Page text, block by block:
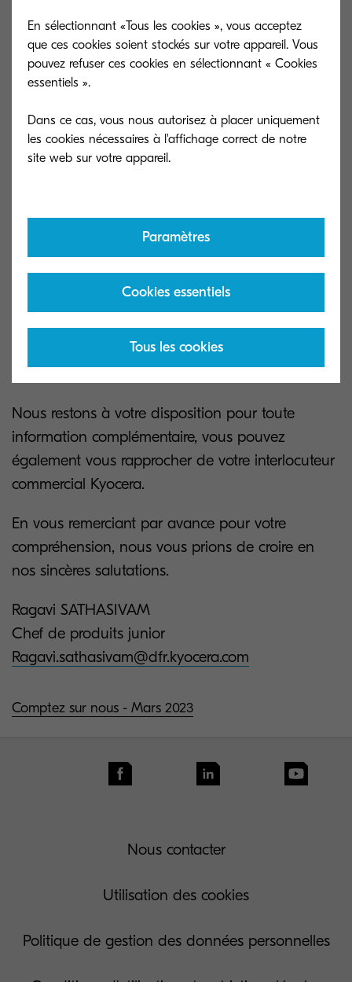
contraint d’augmenter ses prix.
Vous trouverez la nouvelle tarification de MyQ au
tarif d’avril. Nous avons à ce jour encore quelques
partenaires qui sont sous les anciennes versions
MyQ et KNMP que nous avons retiré de nos
encourageons fortement ces derniers à migrer
vers MyQX ou KNMX car l’augmentation est plus
définitivement arrêtées à partir du 1er avril 2024, il
reste donc 1 an pour migrer ces licences vers les
Nous restons à votre disposition pour toute
information complémentaire, vous pouvez
également vous rapprocher de votre interlocuteur
commercial Kyocera.
En vous remerciant par avance pour votre
compréhension, nous vous prions de croire en
nos sincères salutations.
Ragavi SATHASIVAM
Chef de produits junior
Ragavi.sathasivam@dfr.kyocera.com
Comptez sur nous - Mars 2023
Nous contacter
Utilisation des cookies
Politique de gestion des données personnelles
En sélectionnant «Tous les cookies », vous acceptez
que ces cookies soient stockés sur votre appareil. Vous
pouvez refuser ces cookies en sélectionnant « Cookies
essentiels ».
Dans ce cas, vous nous autorisez à placer uniquement
les cookies nécessaires à l'affichage correct de notre
Paramètres
Cookies essentiels
Tous les cookies